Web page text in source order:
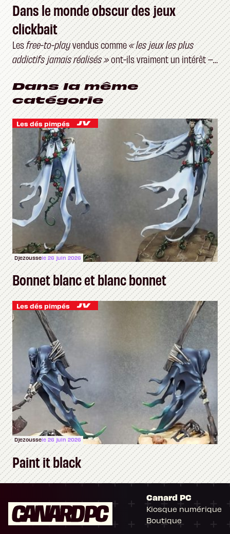
Dans le monde obscur des jeux
clickbait
Lesfree-to-playvendus comme« les jeux les plus
addictifs jamais réalisés »ont-ils vraiment un intérêt –
et un public ?
Dans la même
catégorie
Les dés pimpés
Djezoussele 26 juin 2026
Bonnet blanc et blanc bonnet
Les dés pimpés
Djezoussele 26 juin 2026
Paint it black
Canard PC
Kiosque numérique
Boutique